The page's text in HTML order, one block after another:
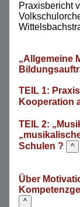
Praxisbericht
„Allgemeine
TEIL 1:
Kooperation
TEIL 2:
Schulen ?
^
Über
^